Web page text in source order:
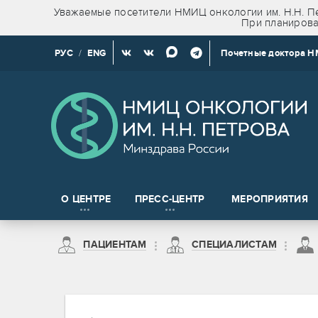
Уважаемые посетители НМИЦ онкологии им. Н.Н.
При
РУС / ENG Почетные доктора
О ЦЕНТРЕ ПРЕСС-ЦЕНТР МЕРОПРИЯТИЯ
ПАЦИЕНТАМ СПЕЦИАЛИСТАМ